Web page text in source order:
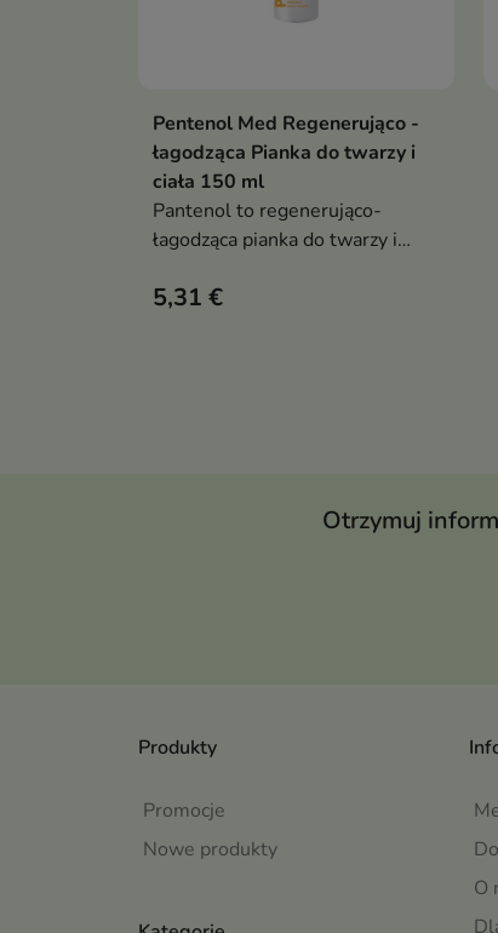
Dodaj do koszyka
Pentenol Med Regenerująco -
łagodząca Pianka do twarzy i
ciała 150 ml
Pantenol to regenerująco-
łagodząca pianka do twarzy i
5,31 €
Otrzymuj
Produkty
Promocje
Nowe produkty
O